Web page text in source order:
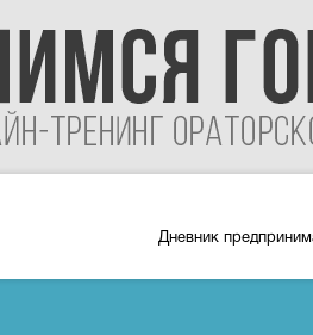
Дневник